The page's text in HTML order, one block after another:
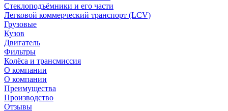
Стеклоподъёмники и его части
Легковой коммерческий транспорт (LCV)
Грузовые
Кузов
Двигатель
Фильтры
Колёса и трансмиссия
О компании
О компании
Преимущества
Производство
Отзывы